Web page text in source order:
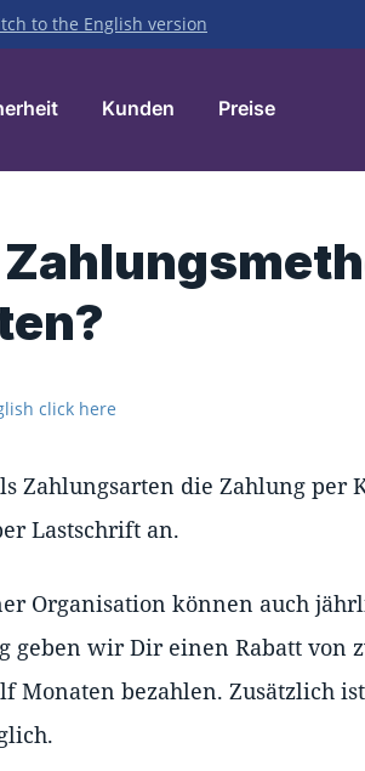
to the English version
Kunden Preise
click here
Zahlungsarten die Zahlung per
Lastschrift an.
Organisation können auch
geben wir Dir einen Rabatt von
Monaten bezahlen. Zusätzlich